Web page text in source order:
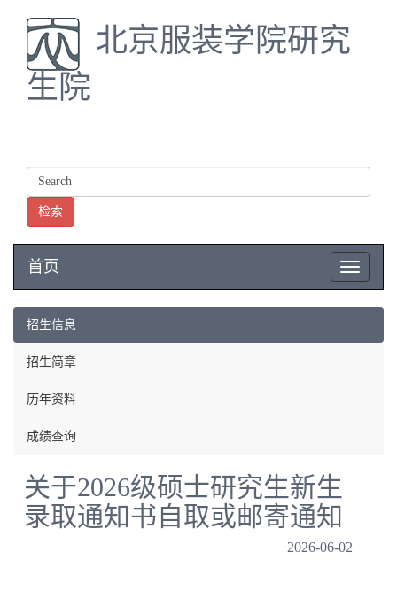
北京服装学院研究
生院
检索
Toggle
首页
招生信息
招生简章
历年资料
成绩查询
关于2026级硕士研究生新生
录取通知书自取或邮寄通知
2026-06-02